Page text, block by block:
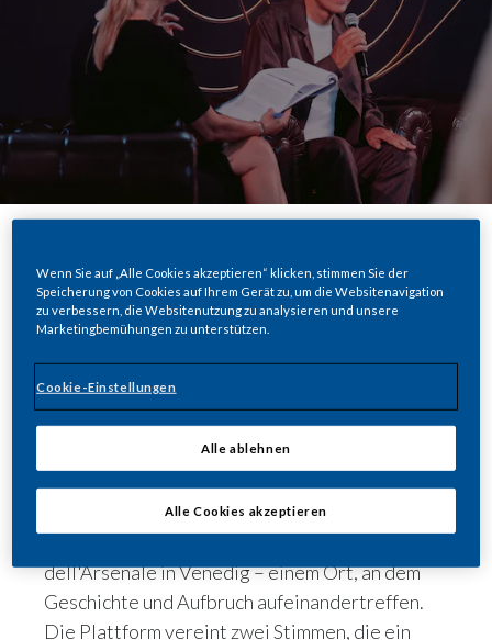
Share
Philip Morris International (PMI) und Maestro
Andrea Bocelli haben „Believe. Further" ins
Leben gerufen – eine mehrjährige Plattform,
die einen breiteren Dialog über Fortschritt und
positive Veränderung anstoßen soll.
dell'Arsenale in Venedig – einem Ort, an dem
Geschichte und Aufbruch aufeinandertreffen.
Die Plattform vereint zwei Stimmen, die ein
Wenn Sie auf „Alle Cookies akzeptieren“ klicken, stimmen Sie der
Speicherung von Cookies auf Ihrem Gerät zu, um die Websitenavigation
zu verbessern, die Websitenutzung zu analysieren und unsere
Marketingbemühungen zu unterstützen.
Cookie-Einstellungen
Alle ablehnen
Alle Cookies akzeptieren